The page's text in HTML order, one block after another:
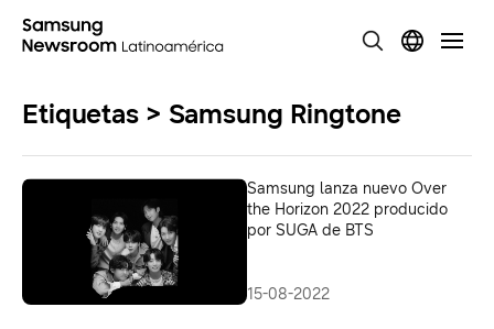
Etiquetas > Samsung Ringtone
Samsung lanza nuevo Over
the Horizon 2022 producido
por SUGA de BTS
15-08-2022